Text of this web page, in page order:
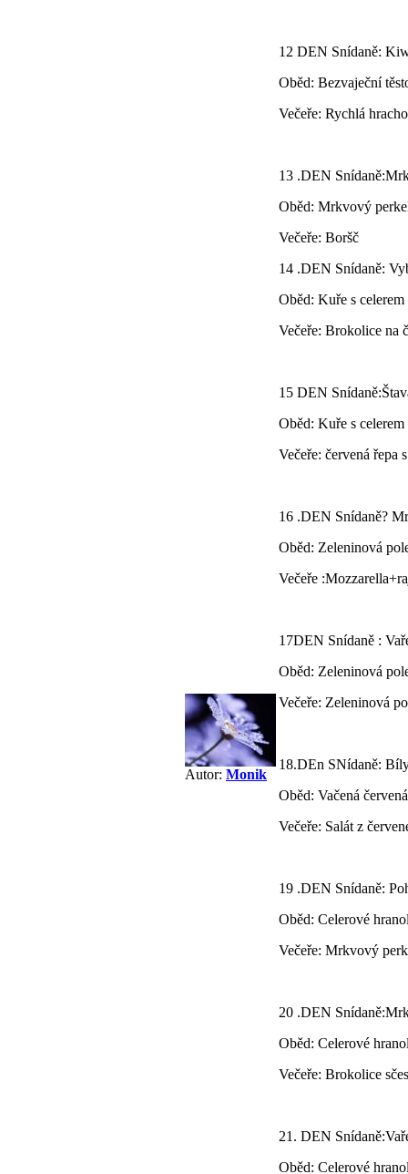
Autor: Monik
12 DEN Snídaně:
Oběd: Bezvaječní
Večeře: Rychlá
13 .DEN
Oběd: Mrkvový
Večeře: Boršč
14 .DEN Snídaně:
Oběd: Kuře s celerem
Večeře: Brokolice na
15 DEN
Oběd: Kuře s celerem
Večeře: červená řepa
16 .DEN Snídaně?
Oběd: Zeleninová
Večeře
17DEN Snídaně :
Oběd: Zeleninová
Večeře: Zeleninová
18.DEn SNídaně:
Oběd: Vačená
Večeře: Salát z
19 .DEN Snídaně:
Oběd: Celerové
Večeře: Mrkvový
20 .DEN
Oběd: Celerové
Večeře: Brokolice
21. DEN
Oběd: Celerové